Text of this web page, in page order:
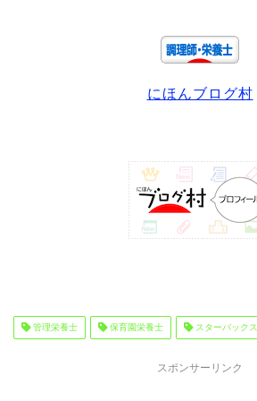
にほんブログ村
管理栄養士 保育園栄養士 スターバックス
スポンサーリンク